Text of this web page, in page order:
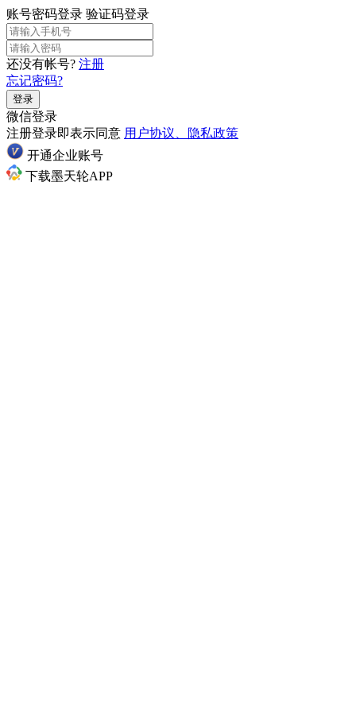
账号密码登录 验证码登录
还没有帐号? 注册
忘记密码?
登录
微信登录
注册登录即表示同意 用户协议、隐私政策
开通企业账号
下载墨天轮APP